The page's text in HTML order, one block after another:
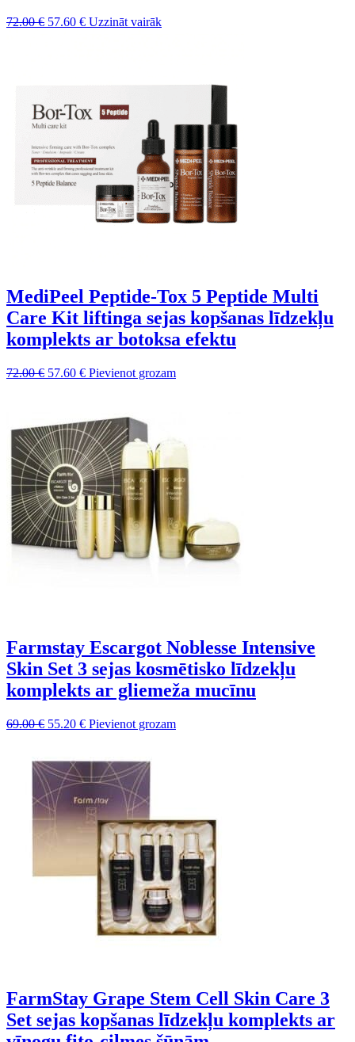
72.00€ Sākotnējā
57.60 €Pašreizējā
Uzzināt vairāk
MediPeel Peptide-Tox 5 Peptide Multi
Care Kit liftinga sejas kopšanas līdzekļu
komplekts ar botoksa efektu
72.00€ Sākotnējā
57.60 €Pašreizējā
57.60 €.
Pievienot grozam
Farmstay Escargot Noblesse Intensive
Skin Set 3 sejas kosmētisko līdzekļu
komplekts ar gliemeža mucīnu
69.00€ Sākotnējā
69.00 €.
55.20 €Pašreizējā
55.20 €.
Pievienot grozam
FarmStay Grape Stem Cell Skin Care 3
Set sejas kopšanas līdzekļu komplekts ar